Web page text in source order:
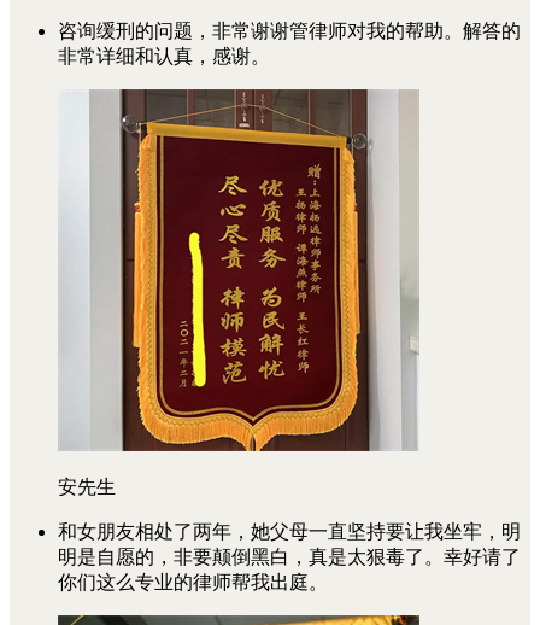
咨询缓刑的问题，非常谢谢管律师对我的帮助。解答的
非常详细和认真，感谢。
安先生
和女朋友相处了两年，她父母一直坚持要让我坐牢，明
明是自愿的，非要颠倒黑白，真是太狠毒了。幸好请了
你们这么专业的律师帮我出庭。